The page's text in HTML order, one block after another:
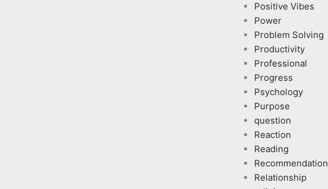
Positive Vibes
Power
Problem Solving
Productivity
Professional
Progress
Psychology
Purpose
question
Reaction
Reading
Recommendation
Relationship